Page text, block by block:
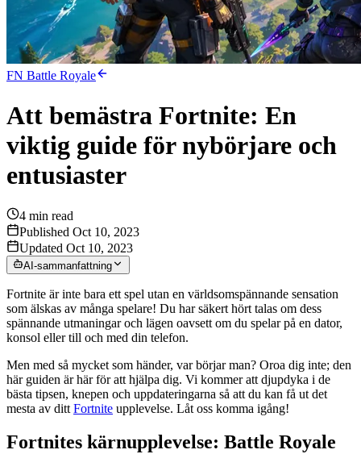
FN Battle Royale
Att bemästra Fortnite: En
viktig guide för nybörjare och
entusiaster
4 min read
Published Oct 10, 2023
Updated Oct 10, 2023
AI-sammanfattning
Fortnite är inte bara ett spel utan en världsomspännande sensation
som älskas av många spelare! Du har säkert hört talas om dess
spännande utmaningar och lägen oavsett om du spelar på en dator,
konsol eller till och med din telefon.
Men med så mycket som händer, var börjar man? Oroa dig inte; den
här guiden är här för att hjälpa dig. Vi kommer att djupdyka i de
bästa tipsen, knepen och uppdateringarna så att du kan få ut det
mesta av ditt Fortnite upplevelse. Låt oss komma igång!
Fortnites kärnupplevelse: Battle Royale